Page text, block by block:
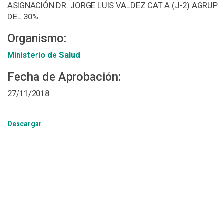
ASIGNACIÓN DR. JORGE LUIS VALDEZ CAT A (J-2)
DEL 30%
Organismo:
Ministerio de Salud
Fecha de Aprobación:
27/11/2018
Descargar